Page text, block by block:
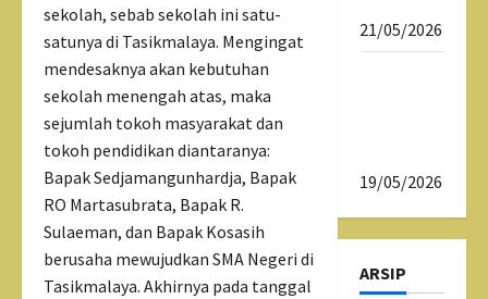
sekolah, sebab sekolah ini satu-
satunya di Tasikmalaya. Mengingat
mendesaknya akan kebutuhan
sekolah menengah atas, maka
sejumlah tokoh masyarakat dan
tokoh pendidikan diantaranya:
Bapak Sedjamangunhardja, Bapak
RO Martasubrata, Bapak R.
Sulaeman, dan Bapak Kosasih
berusaha mewujudkan SMA Negeri di
Tasikmalaya. Akhirnya pada tanggal
21/05/2026
19/05/2026
ARSIP